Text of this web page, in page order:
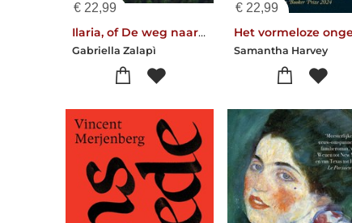
€22,99
Ilaria, of De weg naar ongehoorzaamheid
Gabriella Zalapì
€22,99
Samantha Harvey